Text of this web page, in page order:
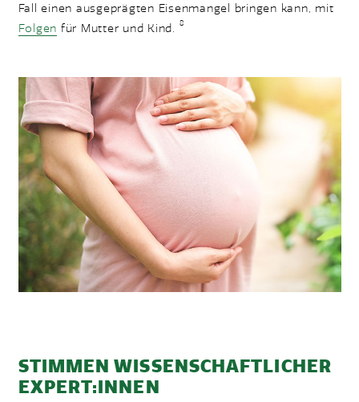
Fall einen ausgeprägten Eisenmangel bringen kann, mit
Folgen für Mutter und Kind. 8
STIMMEN WISSENSCHAFTLICHER
EXPERT:INNEN